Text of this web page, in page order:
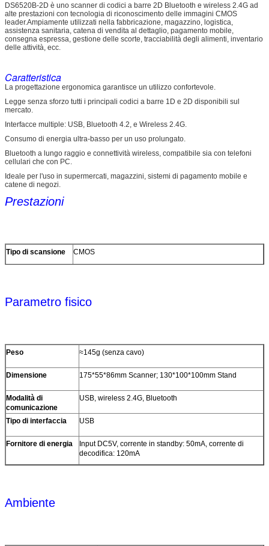
DS6520B-2D è uno scanner di codici a barre 2D Bluetooth e wireless 2.4G ad
alte prestazioni con tecnologia di riconoscimento delle immagini CMOS
leader.Ampiamente utilizzati nella fabbricazione, magazzino, logistica,
assistenza sanitaria, catena di vendita al dettaglio, pagamento mobile,
consegna espressa, gestione delle scorte, tracciabilità degli alimenti, inventario
delle attività, ecc.
Caratteristica
La progettazione ergonomica garantisce un utilizzo confortevole.
Legge senza sforzo tutti i principali codici a barre 1D e 2D disponibili sul
mercato.
Interfacce multiple: USB, Bluetooth 4.2, e Wireless 2.4G.
Consumo di energia ultra-basso per un uso prolungato.
Bluetooth a lungo raggio e connettività wireless, compatibile sia con telefoni
cellulari che con PC.
Ideale per l'uso in supermercati, magazzini, sistemi di pagamento mobile e
catene di negozi.
Prestazioni
Tipo di scansione CMOS
CPU
32 bit
Orario di inizio 4s
Risoluzione ≥3 mil/0,076 mm ((PCS90%, CODE 39)
Velocità di
decodifica
35 cm/s
Profondità di
3 mil:50~130mm, 13 mil:50~270mm
Modalità di
Manuale, senso automatico.
Angolo di
Rotolamento: ± 360°, passo: ± 60° o superiore, Yaw: ± 70°
contrasto di
Parametro fisico
Peso ≈145g (senza cavo)
Dimensione 175*55*86mm Scanner; 130*100*100mm Stand
Modalità di
comunicazione
USB, wireless 2.4G, Bluetooth
Tipo di interfaccia USB
Fornitore di energia
Input DC5V, corrente in standby: 50mA, corrente di
decodifica: 120mA
Ambiente